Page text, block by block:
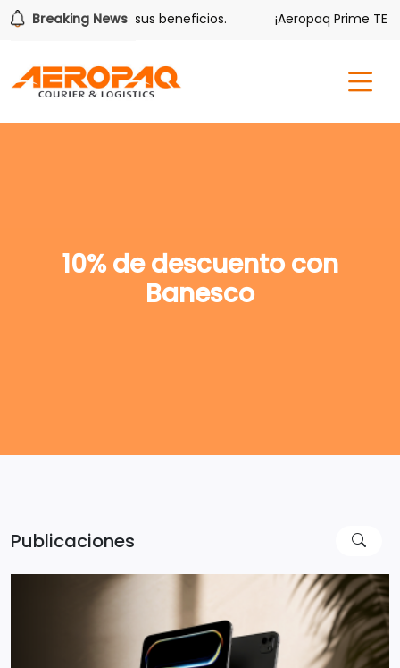
Breaking News
también tiene sus beneficios. ¡Aeropaq Prime TE DA
10% de descuento con
Banesco
Publicaciones